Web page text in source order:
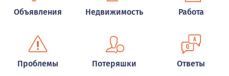
Объявления Недвижимость Работа
Проблемы Потеряшки Ответы